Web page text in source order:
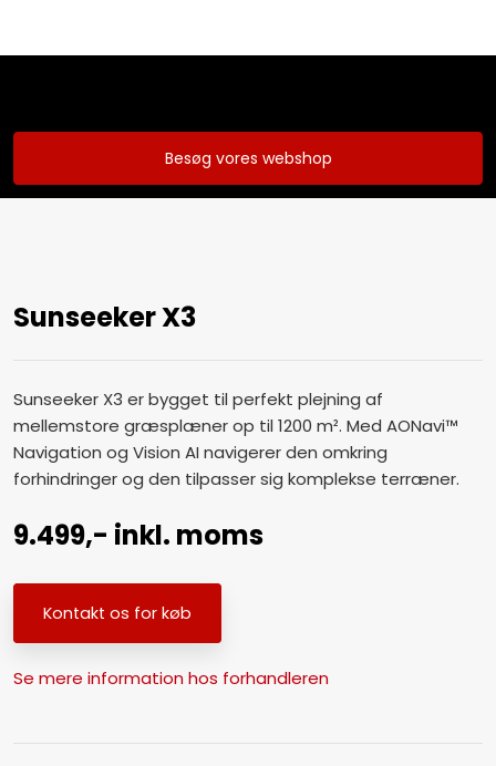
Besøg vores webshop
Sunseeker X3
Sunseeker X3 er bygget til perfekt plejning af
mellemstore græsplæner op til 1200 m². Med AONavi™
Navigation og Vision AI navigerer den omkring
forhindringer og den tilpasser sig komplekse terræner.
​9.499,- inkl. moms
​Kontakt os for køb
Se mere information hos forhandleren